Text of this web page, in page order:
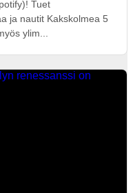
Tuet
ja nautit Kakskolmea 5
ylim...